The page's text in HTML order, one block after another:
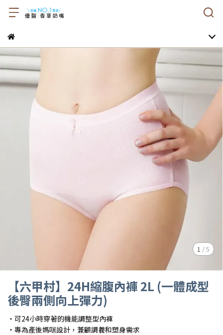
1 /5
【六甲村】24H縮腹內褲 2L (一體成型
後臀兩側向上彈力)
・可24小時穿著的機能調整型內褲
・專為產後媽咪設計，兼顧調養和塑身需求